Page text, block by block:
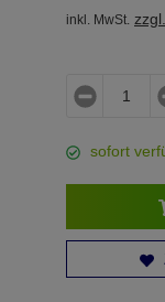
inkl. MwSt.
sofort